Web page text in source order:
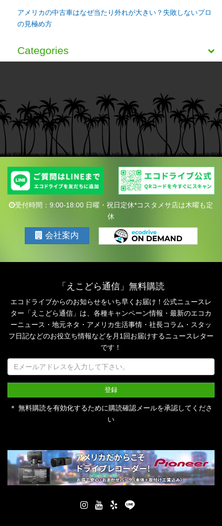
アメリカの中古車はなぜ当たり外れが大きい？失敗しないプロ
の見極め方
Categories
受付時間：9:00-18:00 日曜・祝日定休*コスタメサ店は木曜も定
休
会社案内
「えこどら通信」無料購読
エコドライブからのお知らせをいち早くお届け！公式ニュースレ
ター「えこどら通信」は、 各種キャンペーン情報・最新のエコカ
ーニュース・地元ネタ・アメリカ生活事情・社長コラム・ スタッ
フ日記などのお役立ち情報などを月1回お届けするニュースレター
です！
＊ 無料購読を有効化するために購読確認メールを承認してくださ
い